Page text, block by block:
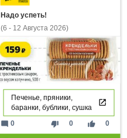
Надо успеть!
(6 - 12 Августа 2026)
Печенье, пряники,
баранки, бублики, сушка
thumb_down 0 thumb_up 0
mode_comment 0